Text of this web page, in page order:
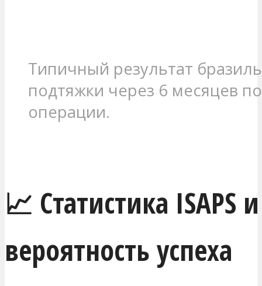
Типичный результат
подтяжки через 6 месяцев
операции.
📈 Статистика ISAPS и
вероятность успеха